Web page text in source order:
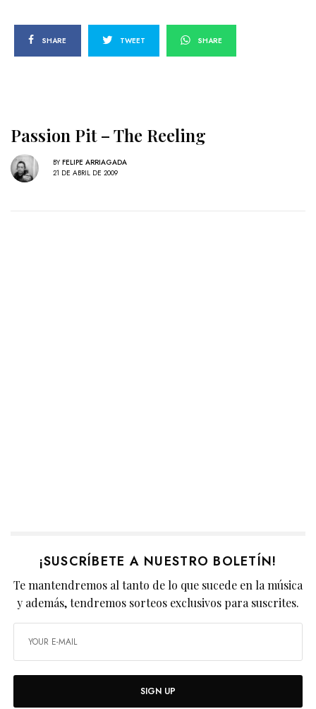
SHARE TWEET SHARE
Passion Pit – The Reeling
BY FELIPE ARRIAGADA
21 DE ABRIL DE 2009
¡SUSCRÍBETE A NUESTRO BOLETÍN!
Te mantendremos al tanto de lo que sucede en la música
y además, tendremos sorteos exclusivos para suscrites.
SIGN UP